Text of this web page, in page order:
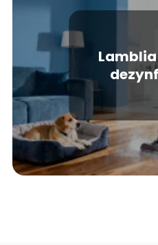
Lamblia